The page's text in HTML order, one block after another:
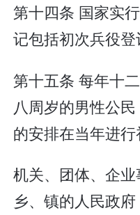
第十四条 国家实
记包括初次兵役登
第十五条 每年十
八周岁的男性公
的安排在当年进行
机关、团体、企
乡、镇的人民政